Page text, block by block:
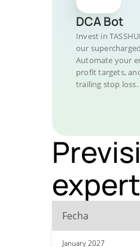
DCA Bot
Invest in
our
Automate your
profit targets,
trailing stop
Fecha
January 2027